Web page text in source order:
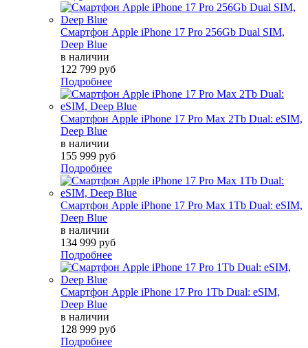
Смартфон Apple iPhone 17 Pro 256Gb Dual SIM,
Deep Blue
в наличии
122 799 руб
Подробнее
Смартфон Apple iPhone 17 Pro Max 2Tb Dual: eSIM,
Deep Blue
в наличии
155 999 руб
Подробнее
Смартфон Apple iPhone 17 Pro Max 1Tb Dual: eSIM,
Deep Blue
в наличии
134 999 руб
Подробнее
Смартфон Apple iPhone 17 Pro 1Tb Dual: eSIM,
Deep Blue
в наличии
128 999 руб
Подробнее